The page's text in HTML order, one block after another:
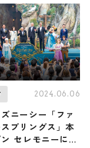
2024.06.06
ニーシー「ファ
プリングス」本
セレモニーにミ